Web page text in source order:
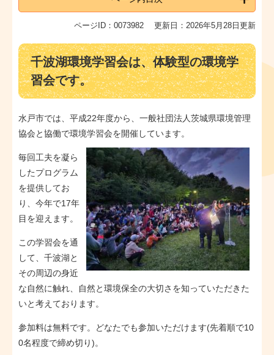
ページID：0073982 更新日：2026年5月28日更新
千波湖環境学習会は、体験型の環境学
習会です。
水戸市では、平成22年度から、一般社団法人茨城県環境管理
協会と協働で環境学習会を開催しています。
毎回工夫を凝ら
したプログラム
を提供してお
り、今年で17年
目を迎えます。
この学習会を通
して、千波湖と
その周辺の身近
な自然に触れ、自然と環境保全の大切さを知っていただきた
いと考えております。
参加料は無料です。どなたでも参加いただけます(先着順で10
0名程度で締め切り)。